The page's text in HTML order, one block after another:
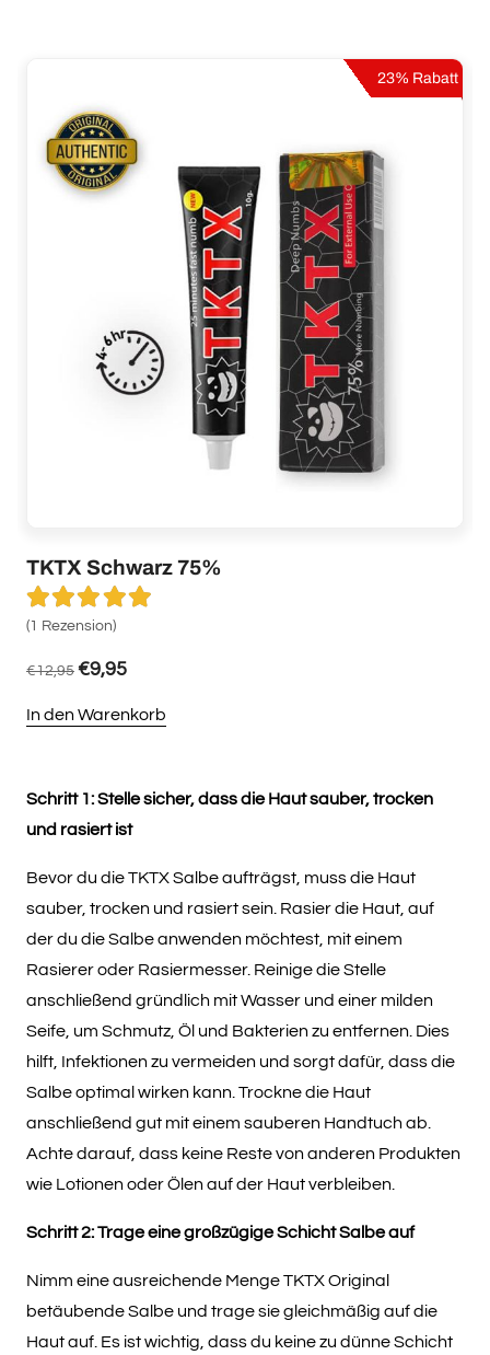
23% Rabatt
TKTX Schwarz 75%
Bewertet mit
(1 Rezension)
€12,95 €9,95
In den Warenkorb
mehrere
auf.
Die
Optionen
können
auf
der
Produktseite
gewählt
werden
Schritt 1: Stelle sicher, dass die Haut sauber, trocken
und rasiert ist
Bevor du die TKTX Salbe aufträgst, muss die Haut
sauber, trocken und rasiert sein. Rasier die Haut, auf
der du die Salbe anwenden möchtest, mit einem
Rasierer oder Rasiermesser. Reinige die Stelle
anschließend gründlich mit Wasser und einer milden
Seife, um Schmutz, Öl und Bakterien zu entfernen. Dies
hilft, Infektionen zu vermeiden und sorgt dafür, dass die
Salbe optimal wirken kann. Trockne die Haut
anschließend gut mit einem sauberen Handtuch ab.
Achte darauf, dass keine Reste von anderen Produkten
wie Lotionen oder Ölen auf der Haut verbleiben.
Schritt 2: Trage eine großzügige Schicht Salbe auf
Nimm eine ausreichende Menge TKTX Original
betäubende Salbe und trage sie gleichmäßig auf die
Haut auf. Es ist wichtig, dass du keine zu dünne Schicht